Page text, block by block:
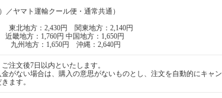
／ヤマト運輸クール便・通常共通）
北地方：2,430円 関東地方：2,140円
畿地方：1,760円 中国地方：1,650円
九州地方：1,650円 沖縄：2,640円
注文後7日以内といたします。
がない場合は、購入の意思がないものとし、注文を自動的にキャン
ます。